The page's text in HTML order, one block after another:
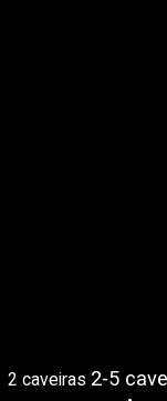
2 caveiras 2-5